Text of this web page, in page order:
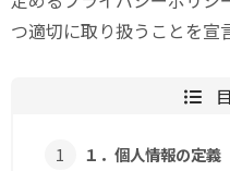
つ適切に取り扱うことを宣
１．個人情報の定義